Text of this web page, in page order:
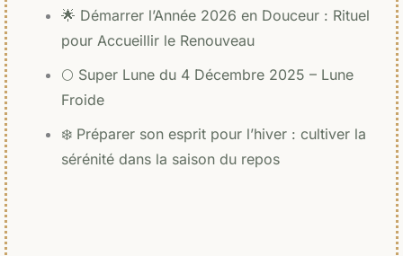
🌟 Démarrer l’Année 2026 en Douceur : Rituel
pour Accueillir le Renouveau
🌕 Super Lune du 4 Décembre 2025 – Lune
Froide
❄️ Préparer son esprit pour l’hiver : cultiver la
sérénité dans la saison du repos